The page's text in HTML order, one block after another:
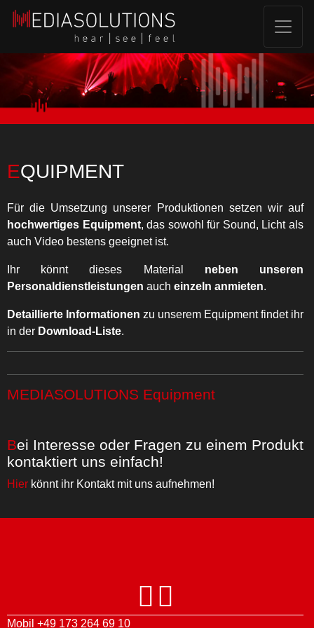
EQUIPMENT
Für die Umsetzung unserer Produktionen setzen wir auf
hochwertiges Equipment, das sowohl für Sound, Licht als
auch Video bestens geeignet ist.
Ihr könnt dieses Material neben unseren
Personaldienstleistungen auch einzeln anmieten.
Detaillierte Informationen zu unserem Equipment findet ihr
in der Download-Liste.
MEDIASOLUTIONS Equipment
Bei Interesse oder Fragen zu einem Produkt
kontaktiert uns einfach!
Hier könnt ihr Kontakt mit uns aufnehmen!
Mobil +49 173 264 69 10